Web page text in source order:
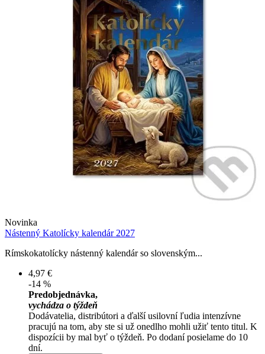
Novinka
Nástenný Katolícky kalendár 2027
Rímskokatolícky nástenný kalendár so slovenským...
4,97 €
-14 %
Predobjednávka,
vychádza o týždeň
Dodávatelia, distribútori a ďalší usilovní ľudia intenzívne
pracujú na tom, aby ste si už onedlho mohli užiť tento titul. K
dispozícii by mal byť o týždeň. Po dodaní posielame do 10
dní.